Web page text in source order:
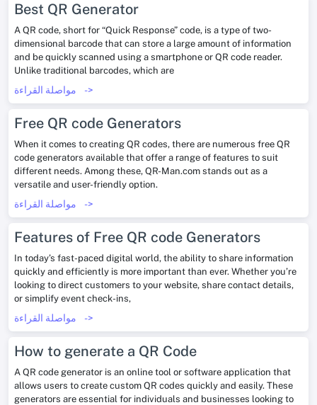
Best QR Generator
A QR code, short for “Quick Response” code, is a type of two-
dimensional barcode that can store a large amount of information
and be quickly scanned using a smartphone or QR code reader.
Unlike traditional barcodes, which are
->
Free QR code Generators
When it comes to creating QR codes, there are numerous free QR
code generators available that offer a range of features to suit
different needs. Among these, QR-Man.com stands out as a
versatile and user-friendly option.
->
Features of Free QR code Generators
In today’s fast-paced digital world, the ability to share information
quickly and efficiently is more important than ever. Whether you’re
looking to direct customers to your website, share contact details,
or simplify event check-ins,
->
How to generate a QR Code
A QR code generator is an online tool or software application that
allows users to create custom QR codes quickly and easily. These
generators are essential for individuals and businesses looking to